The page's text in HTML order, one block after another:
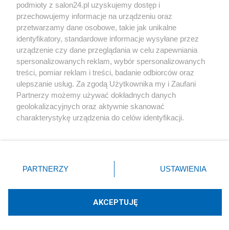
Społeczeństwo
Kultura
X Facebook Instagram Youtube
Technologię dostarcza:W3media.pl
podmioty z salon24.pl uzyskujemy dostęp i
przechowujemy informacje na urządzeniu oraz
przetwarzamy dane osobowe, takie jak unikalne
identyfikatory, standardowe informacje wysyłane przez
urządzenie czy dane przeglądania w celu zapewniania
spersonalizowanych reklam, wybór spersonalizowanych
treści, pomiar reklam i treści, badanie odbiorców oraz
ulepszanie usług. Za zgodą Użytkownika my i Zaufani
Partnerzy możemy używać dokładnych danych
geolokalizacyjnych oraz aktywnie skanować
charakterystykę urządzenia do celów identyfikacji.
zmienić/wycofać klikając przycisk ustawień prywatności
znajdujący się w lewym dolnym rogu strony
rodzaje przetwarzania danych nie wymagają zgody
użytkownika, ale masz prawo sprzeciwić się takiemu
PARTNERZY USTAWIENIA
AKCEPTUJĘ